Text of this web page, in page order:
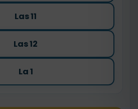
Las 11
Las 12
La 1